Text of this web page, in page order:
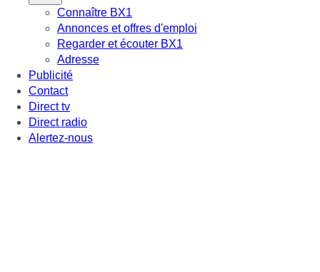
Connaître BX1
Annonces et offres d'emploi
Regarder et écouter BX1
Adresse
Publicité
Contact
Direct tv
Direct radio
Alertez-nous